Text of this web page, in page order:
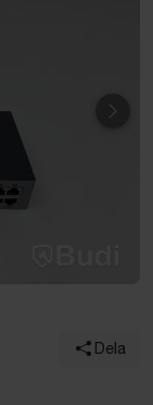
Dela